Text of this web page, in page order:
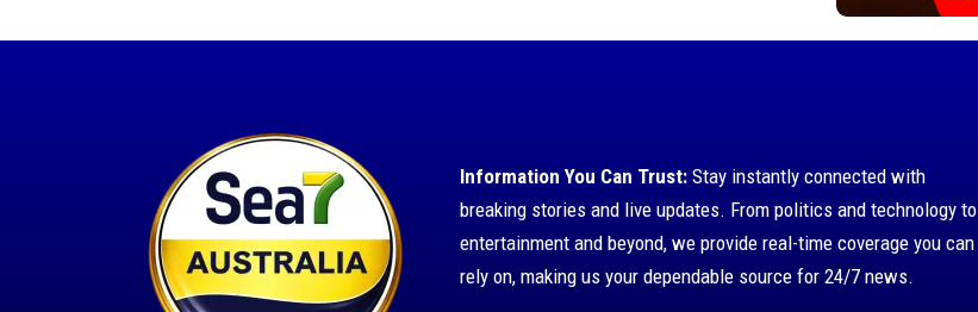
Information You Can Trust: Stay instantly connected with
breaking stories and live updates. From politics and technology to
entertainment and beyond, we provide real-time coverage you can
rely on, making us your dependable source for 24/7 news.